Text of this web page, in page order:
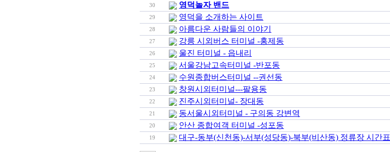
30 영덕놀자 밴드
29 영덕을 소개하는 사이트
28 아름다운 사람들의 이야기
27 강릉 시외버스 터미널 -홍제동
26 울진 터미널 - 읍내리
25 서울강남고속터미널 -반포동
24 수원종합버스터미널 --권선동
23 창원시외터미널---팔용동
22 진주시외터미널- 장대동
21 동서울시외터미널 - 구의동 강변역
20 안산 종합여객 터미널 -성포동
19 대구-동부(신천동)-서부(성당동)-북부(비산동) 정류장 시간표